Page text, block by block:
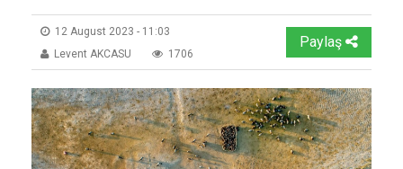
12 August 2023 - 11:03
Levent AKCASU
1706
Paylaş